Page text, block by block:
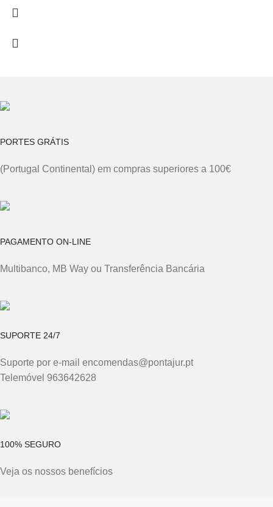
PORTES GRÁTIS
(Portugal Continental) em compras superiores a 100€
PAGAMENTO ON-LINE
Multibanco, MB Way ou Transferência Bancária
SUPORTE 24/7
Suporte por e-mail encomendas@pontajur.pt
Telemóvel 963642628
100% SEGURO
Veja os nossos benefícios